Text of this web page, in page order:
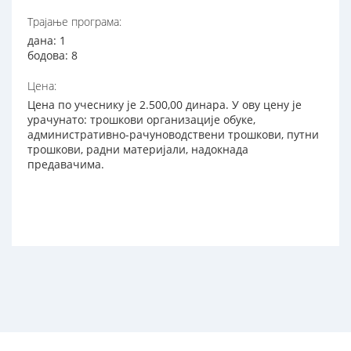
Трајање програма:
дана: 1
бодова: 8
Цена:
Цена по учеснику је 2.500,00 динара. У ову цену је
урачунато: трошкови организације обуке,
административно-рачуноводствени трошкови, путни
трошкови, радни материјали, надокнада
предавачима.